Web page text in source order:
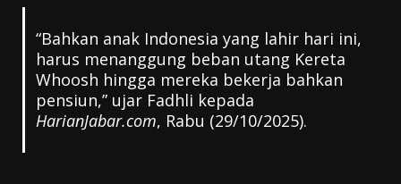
“Bahkan anak Indonesia yang lahir hari ini,
harus menanggung beban utang Kereta
Whoosh hingga mereka bekerja bahkan
pensiun,” ujar Fadhli kepada
HarianJabar.com, Rabu (29/10/2025).